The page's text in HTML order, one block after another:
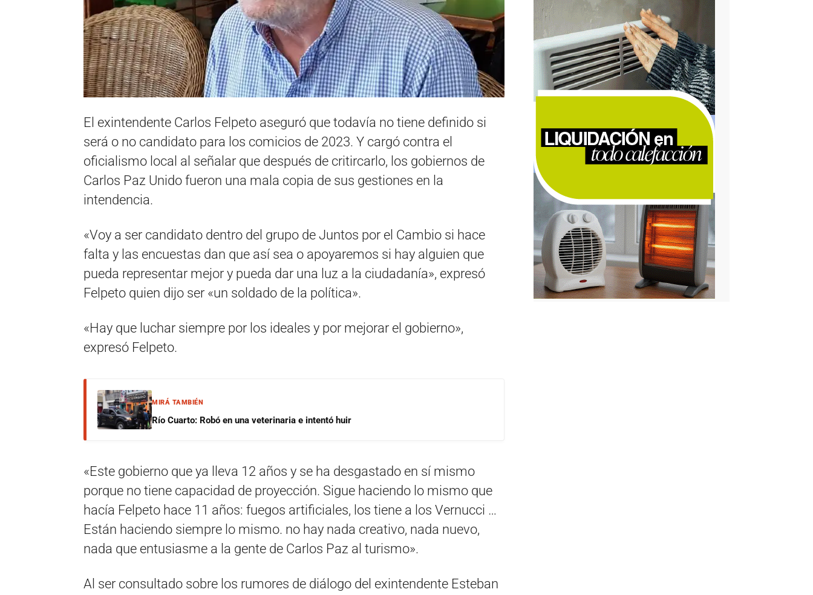
El exintendente Carlos Felpeto aseguró que todavía no tiene definido si
será o no candidato para los comicios de 2023. Y cargó contra el
oficialismo local al señalar que después de critircarlo, los gobiernos de
Carlos Paz Unido fueron una mala copia de sus gestiones en la
intendencia.
«Voy a ser candidato dentro del grupo de Juntos por el Cambio si hace
falta y las encuestas dan que así sea o apoyaremos si hay alguien que
pueda representar mejor y pueda dar una luz a la ciudadanía», expresó
Felpeto quien dijo ser «un soldado de la política».
«Hay que luchar siempre por los ideales y por mejorar el gobierno»,
expresó Felpeto.
MIRÁ TAMBIÉN
Río Cuarto: Robó en una veterinaria e intentó huir
«Este gobierno que ya lleva 12 años y se ha desgastado en sí mismo
porque no tiene capacidad de proyección. Sigue haciendo lo mismo que
hacía Felpeto hace 11 años: fuegos artificiales, los tiene a los Vernucci …
Están haciendo siempre lo mismo. no hay nada creativo, nada nuevo,
nada que entusiasme a la gente de Carlos Paz al turismo».
Al ser consultado sobre los rumores de diálogo del exintendente Esteban